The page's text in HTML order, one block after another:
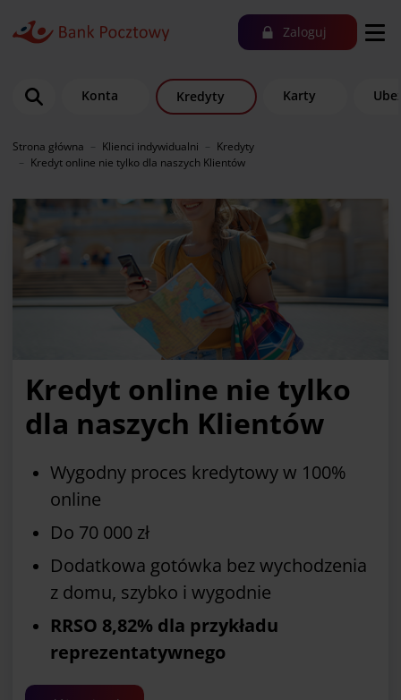
Zaloguj
Konta Kredyty Karty
Strona główna Klienci indywidualni
Kredyty
Kredyt online nie tylko dla naszych Klientów
Kredyt online nie tylko
dla naszych Klientów
Wygodny proces kredytowy w 100%
online
Do 70 000 zł
Dodatkowa gotówka bez wychodzenia
z domu, szybko i wygodnie
RRSO 8,82% dla przykładu
reprezentatywnego